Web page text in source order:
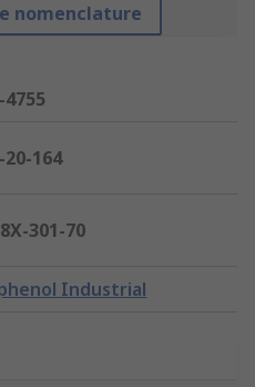
nomenclature
4755
20-164
301-70
Industrial